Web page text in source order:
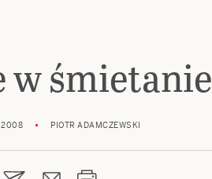
w śmietanie
2008 PIOTR ADAMCZEWSKI